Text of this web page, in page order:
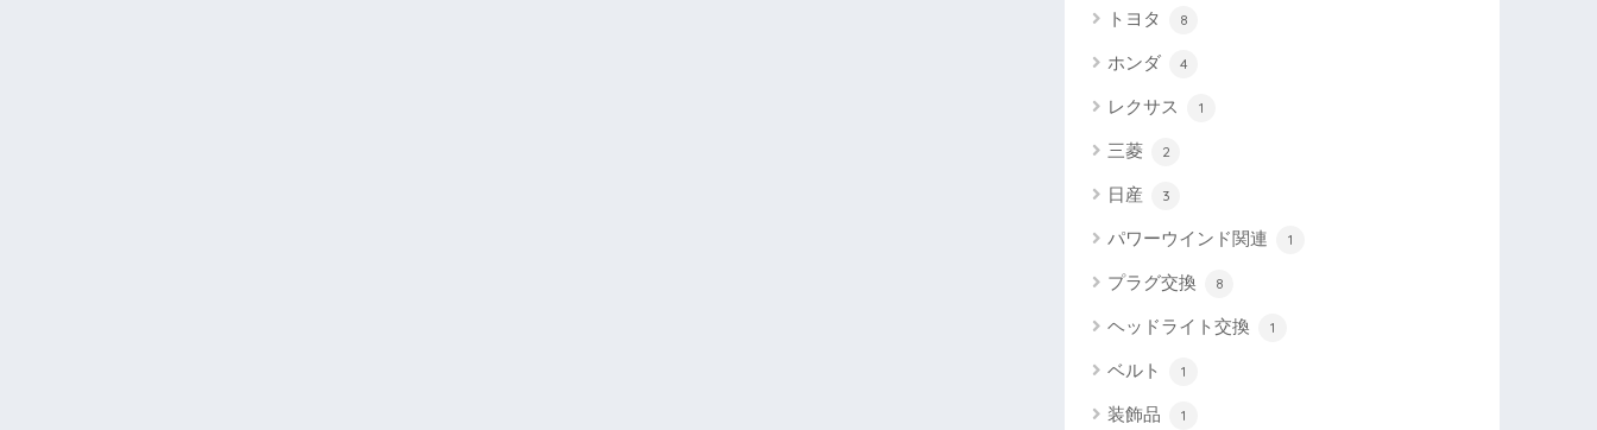
トヨタ 8
ホンダ 4
レクサス 1
三菱 2
日産 3
パワーウインド関連 1
プラグ交換 8
ヘッドライト交換 1
ベルト 1
装飾品 1